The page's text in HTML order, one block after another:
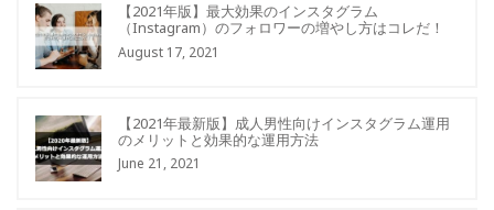
【2021年版】最大効果のインスタグラム
（Instagram）のフォロワーの増やし方はコレだ！
August 17, 2021
【2021年最新版】成人男性向けインスタグラム運用
のメリットと効果的な運用方法
June 21, 2021